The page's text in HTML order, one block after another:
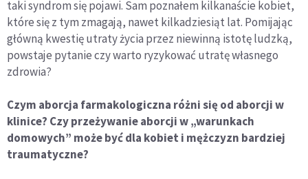
taki syndrom się pojawi. Sam poznałem kilkanaście kobiet,
które się z tym zmagają, nawet kilkadziesiąt lat. Pomijając
główną kwestię utraty życia przez niewinną istotę ludzką,
powstaje pytanie czy warto ryzykować utratę własnego
zdrowia?
Czym aborcja farmakologiczna różni się od aborcji w
klinice? Czy przeżywanie aborcji w „warunkach
domowych” może być dla kobiet i mężczyzn bardziej
traumatyczne?